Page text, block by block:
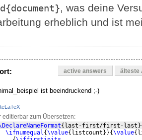
, was deine
erheblich und ist
active answers älteste
ist beeindruckend ;-)
editierbar zum Übersetzen:
{ last-first/first-last }
\ifnumequal{\value{ listcount }}{\value{